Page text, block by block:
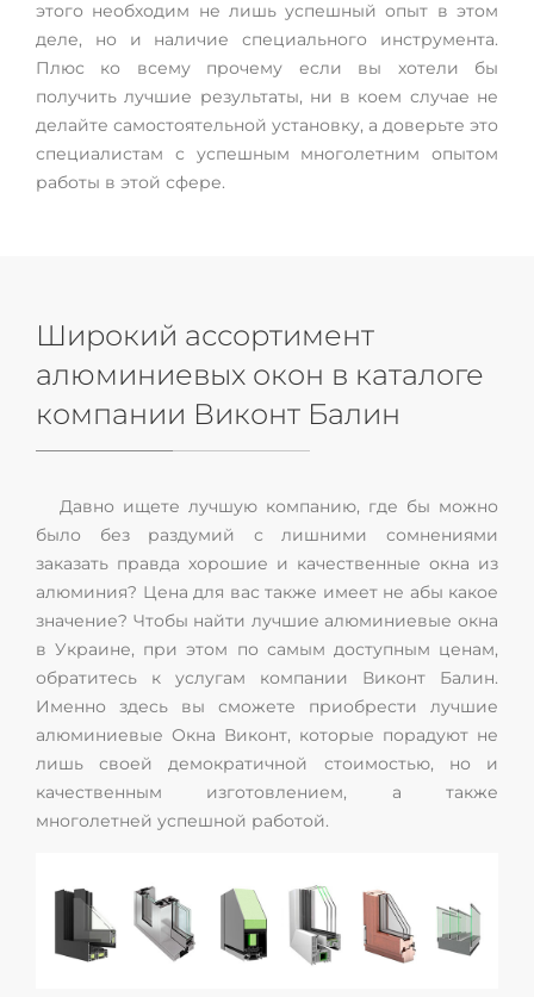
этого необходим не лишь успешный опыт в этом
деле, но и наличие специального инструмента.
Плюс ко всему прочему если вы хотели бы
получить лучшие результаты, ни в коем случае не
делайте самостоятельной установку, а доверьте это
специалистам с успешным многолетним опытом
работы в этой сфере.
Широкий ассортимент
алюминиевых окон в каталоге
компании Виконт Балин
Давно ищете лучшую компанию, где бы можно
было без раздумий с лишними сомнениями
заказать правда хорошие и качественные окна из
алюминия? Цена для вас также имеет не абы какое
значение? Чтобы найти лучшие алюминиевые окна
в Украине, при этом по самым доступным ценам,
обратитесь к услугам компании Виконт Балин.
Именно здесь вы сможете приобрести лучшие
алюминиевые Окна Виконт, которые порадуют не
лишь своей демократичной стоимостью, но и
качественным изготовлением, а также
многолетней успешной работой.